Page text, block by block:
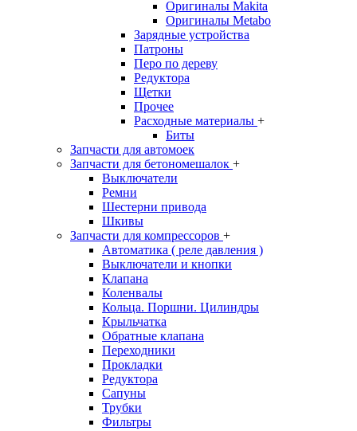
Оригиналы Makita
Оригиналы Metabo
Зарядные устройства
Патроны
Перо по дереву
Редуктора
Щетки
Прочее
Расходные материалы +
Биты
Запчасти для автомоек
Запчасти для бетономешалок +
Выключатели
Ремни
Шестерни привода
Шкивы
Запчасти для компрессоров +
Автоматика ( реле давления )
Выключатели и кнопки
Клапана
Коленвалы
Кольца. Поршни. Цилиндры
Крыльчатка
Обратные клапана
Переходники
Прокладки
Редуктора
Сапуны
Трубки
Фильтры